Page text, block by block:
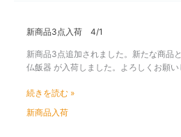
新商品3点入荷 4/1
新商品3点追加されました。新たな商品
仏飯器 が入荷しました。よろしくお願い
新
品
3
入
荷
続きを読む »
新商品入荷